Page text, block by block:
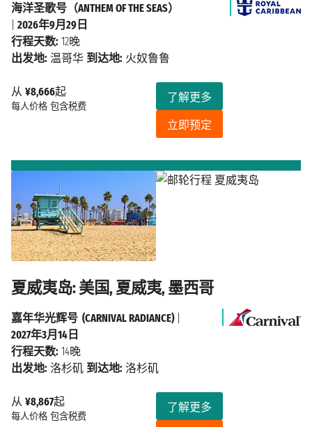
从 ¥8,666起
每人价格 包含税费
了解更多
立即预定
海洋圣歌号（ANTHEM OF THE SEAS）
2026年9月29日
行程天数: 12晚
出发地: 温哥华 到达地: 火奴鲁鲁
夏威夷岛: 美国, 夏威夷, 墨西哥
从 ¥8,867起
每人价格 包含税费
了解更多
嘉年华光辉号 (CARNIVAL RADIANCE)|
2027年3月14日
行程天数: 14晚
出发地: 洛杉矶 到达地: 洛杉矶